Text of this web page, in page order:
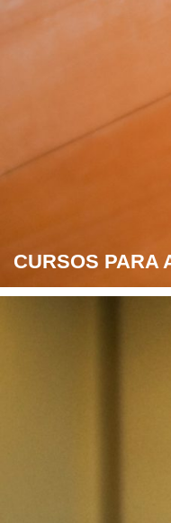
CURSOS PARA